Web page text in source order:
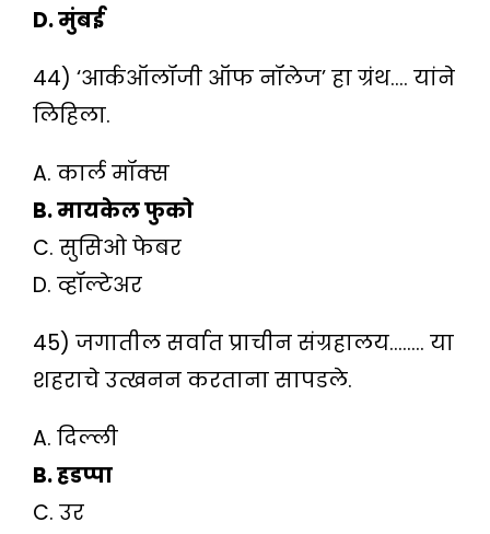
D. मुंबई
44) ‘आर्कऑलॉजी ऑफ नॉलेज’ हा ग्रंथ…. यांने
लिहिला.
A. कार्ल मॉक्स
B. मायकेल फुको
C. सुसिओ फेबर
D. व्हॉल्टेअर
45) जगातील सर्वात प्राचीन संग्रहालय…….. या
शहराचे उत्खनन करताना सापडले.
A. दिल्ली
B. हडप्पा
C. उर